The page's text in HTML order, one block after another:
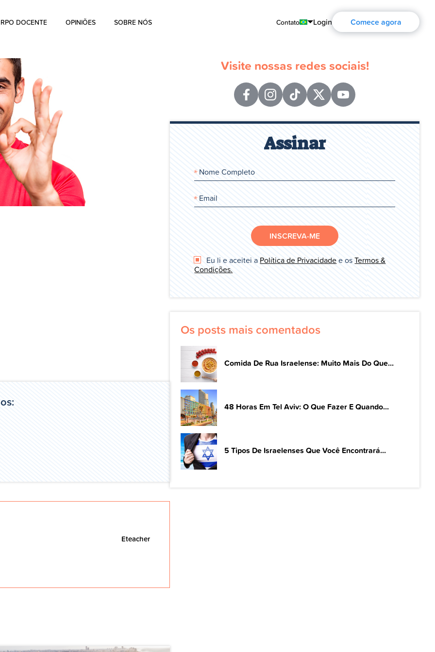
Contato
Português
Español
Français
Deutsch
Русский
Login Comece agora
DOCENTE OPINIÕES SOBRE NÓS
Eteacher
Visite nossas redes sociais!
Assinar
INSCREVA-ME
Eu li e aceitei a Política de Privacidadee osTermos &
Condições.
Os posts mais comentados
Comida De Rua Israelense: Muito Mais Do Que...
48 Horas Em Tel Aviv: O Que Fazer E Quando...
5 Tipos De Israelenses Que Você Encontrará...